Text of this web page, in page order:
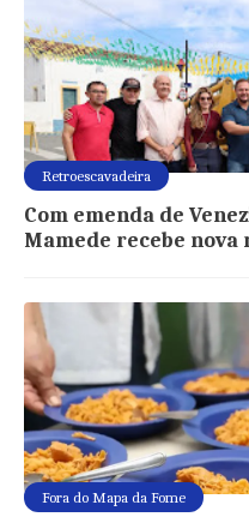
Retroescavadeira
Com emenda de
Mamede recebe
Fora do Mapa da Fome